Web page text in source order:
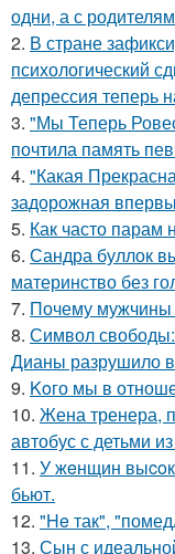
одни, а с
2. В стране
психологический
депрессия теперь
3. "Мы Теперь
почтила память
4. "Какая
задорожная
5. Как часто парам
6. Сандра буллок
материнство без
7. Почему мужчины
8. Символ
Дианы разрушило
9. Koго мы в
10. Жена тренера,
автобус с детьми
11. У жeнщин
бьют.
12. "He так",
13. Сын с